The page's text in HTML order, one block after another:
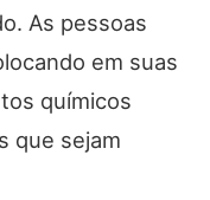
As pessoas
em suas
químicos
que sejam